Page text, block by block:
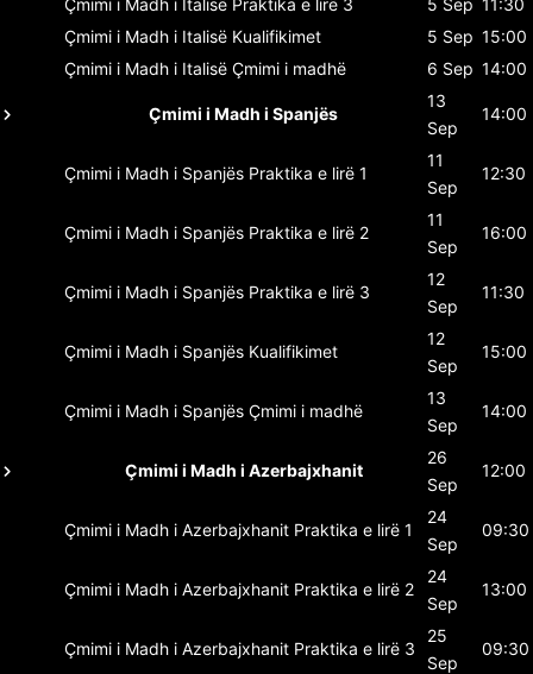
Çmimi i Madh i Italisë Kualifikimet 5 Sep 15:00
Çmimi i Madh i Italisë Çmimi i madhë 6 Sep 14:00
Çmimi i Madh i Spanjës
13
Sep
14:00
Çmimi i Madh i Spanjës Praktika e lirë 1
11
Sep
12:30
Çmimi i Madh i Spanjës Praktika e lirë 2
11
Sep
16:00
Çmimi i Madh i Spanjës Praktika e lirë 3
12
Sep
11:30
Çmimi i Madh i Spanjës Kualifikimet
12
Sep
15:00
Çmimi i Madh i Spanjës Çmimi i madhë
13
Sep
14:00
Çmimi i Madh i Azerbajxhanit
26
Sep
12:00
Çmimi i Madh i Azerbajxhanit Praktika e lirë 1
24
Sep
09:30
Çmimi i Madh i Azerbajxhanit Praktika e lirë 2
24
Sep
13:00
Çmimi i Madh i Azerbajxhanit Praktika e lirë 3
25
Sep
09:30